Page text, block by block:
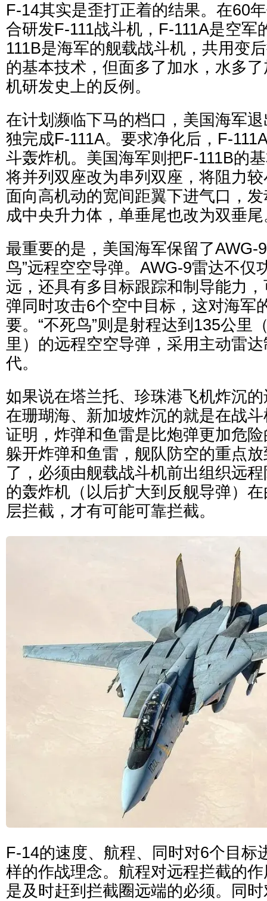
F-14其实是歪打正着的结果。在60
合研发F-111战斗机，F-111A是空军
111B是海军的舰载战斗机，共用变
的基本技术，但面多了加水，水多
机研发史上的反例。
在计划濒临下马的档口，美国海军
独完成F-111A。要求净化后，F-
斗轰炸机。美国海军则把F-111B的
将并列双座改为串列双座，将阻力
面向高机动的宽间距翼下进气口，
成中央升力体，单垂尾也改为双垂尾
最重要的是，美国海军保留了AWG-
鸟”远程空空导弹。AWG-9雷达不仅
远，还具有多目标跟踪和制导能力
弹同时攻击6个空中目标，这对海军
要。“不死鸟”则是射程达到135公里
里）的远程空空导弹，采用主动雷
代。
如果说在塔兰托、珍珠港飞机炸沉
在珊瑚海、新加坡炸沉的就是在战
证明，炸弹和鱼雷是比炮弹更加危
躲开炸弹和鱼雷，舰队防空的重点
了，必须由舰载战斗机前出组织远
的轰炸机（以后扩大到反舰导弹）
层拦截，才有可能可靠拦截。
F-14的速度、航程、同时对6个目标
样的作战理念。航程对远程拦截的
是及时赶到拦截圈远端的必须。同